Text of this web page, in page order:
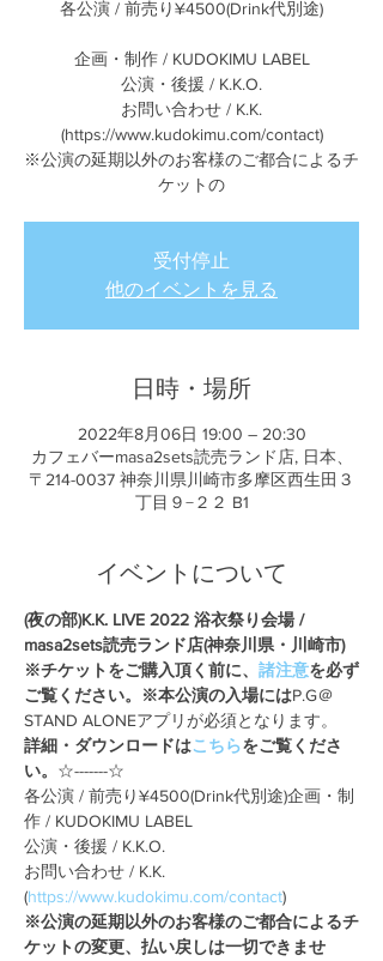
各公演 / 前売り¥4500(Drink代別途)
企画・制作 / KUDOKIMU LABEL
公演・後援 / K.K.O.
お問い合わせ / K.K.
(https://www.kudokimu.com/contact)
※公演の延期以外のお客様のご都合によるチ
ケットの
受付停止
他のイベントを見る
日時・場所
2022年8月06日 19:00 – 20:30
カフェバーmasa2sets読売ランド店, 日本、
〒214-0037 神奈川県川崎市多摩区西生田３
丁目９−２２ B1
イベントについて
(夜の部)K.K. LIVE 2022 浴衣祭り会場 /
masa2sets読売ランド店(神奈川県・川崎市)
※チケットをご購入頂く前に、 諸注意を必ず
ご覧ください。※本公演の入場にはP.G＠
詳細・ダウンロードはこちらをご覧くださ
い。 ☆-------☆
各公演 / 前売り¥4500(Drink代別途)企画・制
作 / KUDOKIMU LABEL
公演・後援 / K.K.O.
お問い合わせ / K.K.
(https://www.kudokimu.com/contact
※公演の延期以外のお客様のご都合によるチ
ケットの変更、払い戻しは一切できませ